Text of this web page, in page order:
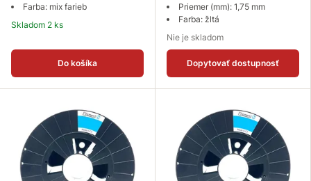
Farba: mix farieb
Skladom 2 ks
Do košíka
Priemer (mm): 1,75 mm
Farba: žltá
Nie je skladom
Dopytovať dostupnosť